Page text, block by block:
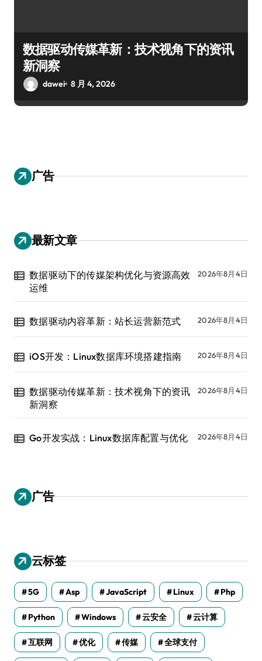
数据驱动传媒革新：技术视角下的资讯
新洞察
dawei 8 月 4, 2026
广告
最新文章
数据驱动下的传媒架构优化与资源高效
运维
2026年8月4日
数据驱动内容革新：站长运营新范式 2026年8月4日
iOS开发：Linux数据库环境搭建指南 2026年8月4日
数据驱动传媒革新：技术视角下的资讯
新洞察
2026年8月4日
Go开发实战：Linux数据库配置与优化 2026年8月4日
广告
云标签
5G Asp JavaScript Linux Php
Python Windows 云安全 云计算
互联网 优化 传媒 全球支付